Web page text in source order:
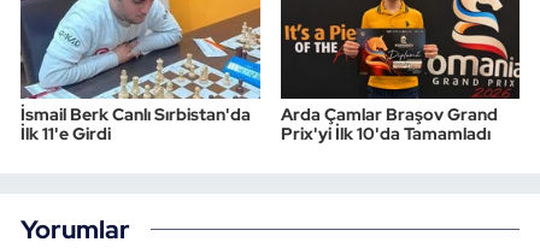
İsmail Berk Canlı Sırbistan'da
İlk 11'e Girdi
Arda Çamlar Braşov Grand
Prix'yi İlk 10'da Tamamladı
Yorumlar